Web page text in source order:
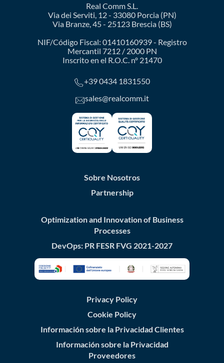
Real Comm S.L.
Via dei Serviti, 12 - 33080 Porcia (PN)
Via Branze, 45 - 25123 Brescia (BS)
NIF/Código Fiscal: 01410160939 - Registro
Mercantil 7212 / 2000 PN
Inscrito en el R.O.C. nº 21470
+39 0434 1831550
sales@realcomm.it
Sobre Nosotros
Partnership
Optimization and Innovation of Business
Processes
DevOps: PR FESR FVG 2021-2027
Privacy Policy
Cookie Policy
Información sobre la Privacidad Clientes
Información sobre la Privacidad
Proveedores